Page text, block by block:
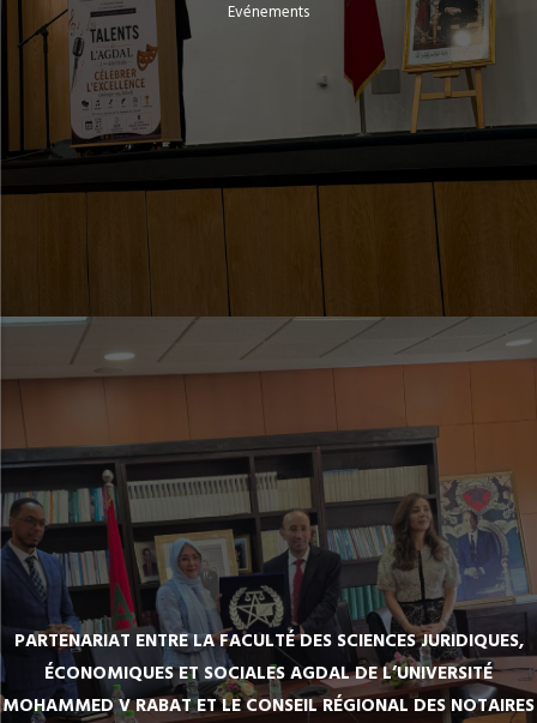
Evénements
PARTENARIAT ENTRE LA FACULTÉ DES SCIENCES JURIDIQUES,
ÉCONOMIQUES ET SOCIALES AGDAL DE L’UNIVERSITÉ
MOHAMMED V RABAT ET LE CONSEIL RÉGIONAL DES NOTAIRES